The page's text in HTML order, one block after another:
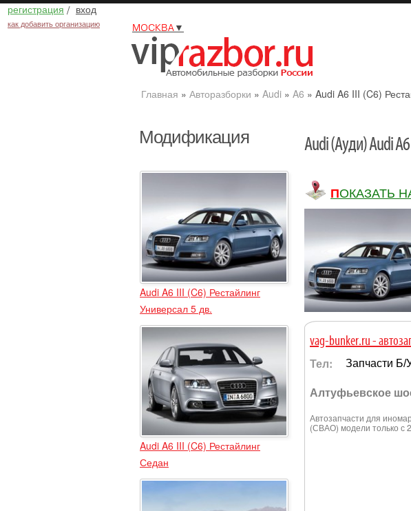
регистрация / вход
как добавить организацию МОСКВА▼
Главная » Авторазборки » Audi» A6 » Audi A6 III (C6)
Модификация
Audi A6 III (C6) Рестайлинг
Универсал 5 дв.
Audi A6 III (C6) Рестайлинг
Седан
Audi (Ауди) Audi
ПОКАЗАТЬ
vag-bunker.ru -
Тел: Запчасти Б/
Алтуфьевское
Автозапчасти для
(СВАО) модели только с